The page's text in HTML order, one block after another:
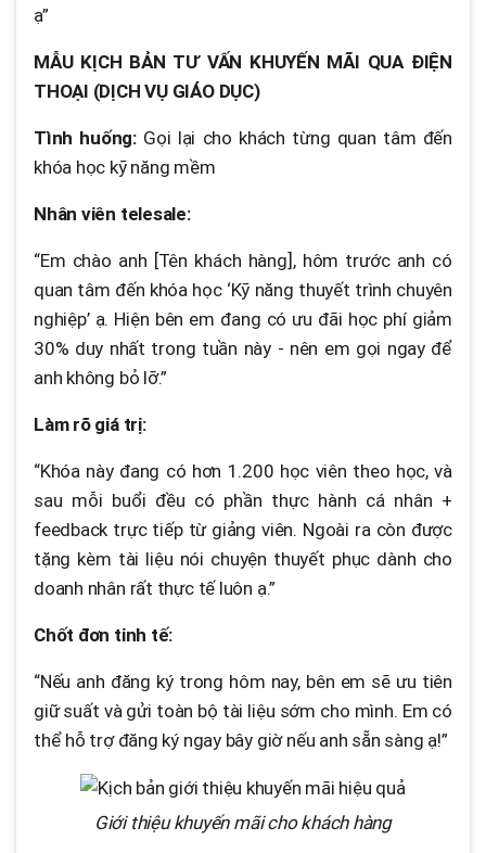
ạ”
MẪU KỊCH BẢN TƯ VẤN KHUYẾN MÃI QUA ĐIỆN
THOẠI (DỊCH VỤ GIÁO DỤC)
Tình huống: Gọi lại cho khách từng quan tâm đến
khóa học kỹ năng mềm
Nhân viên telesale:
“Em chào anh [Tên khách hàng], hôm trước anh có
quan tâm đến khóa học ‘Kỹ năng thuyết trình chuyên
nghiệp’ ạ. Hiện bên em đang có ưu đãi học phí giảm
30% duy nhất trong tuần này - nên em gọi ngay để
anh không bỏ lỡ.”
Làm rõ giá trị:
“Khóa này đang có hơn 1.200 học viên theo học, và
sau mỗi buổi đều có phần thực hành cá nhân +
feedback trực tiếp từ giảng viên. Ngoài ra còn được
tặng kèm tài liệu nói chuyện thuyết phục dành cho
doanh nhân rất thực tế luôn ạ.”
Chốt đơn tinh tế:
“Nếu anh đăng ký trong hôm nay, bên em sẽ ưu tiên
giữ suất và gửi toàn bộ tài liệu sớm cho mình. Em có
thể hỗ trợ đăng ký ngay bây giờ nếu anh sẵn sàng ạ!”
Giới thiệu khuyến mãi cho khách hàng